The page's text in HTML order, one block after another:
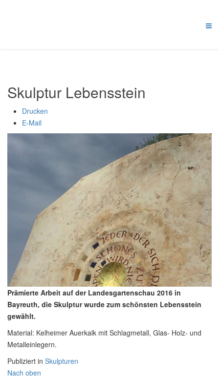
Skulptur Lebensstein
Drucken
E-Mail
Prämierte Arbeit auf der Landesgartenschau 2016 in
Bayreuth, die Skulptur wurde zum schönsten Lebensstein
gewählt.
Material: Kelheimer Auerkalk mit Schlagmetall, Glas- Holz- und
Metalleinlegern.
Publiziert in Skulpturen
Nach oben